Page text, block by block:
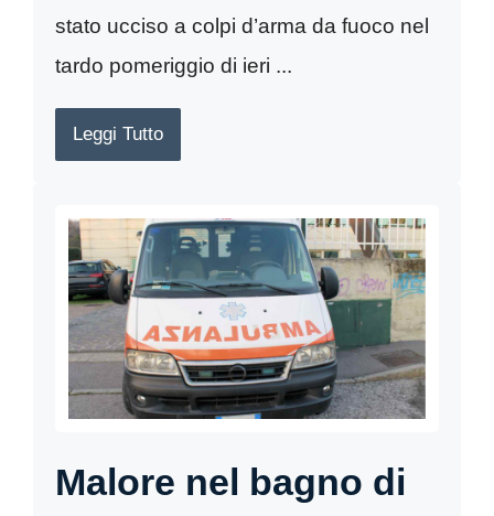
stato ucciso a colpi d’arma da fuoco nel
tardo pomeriggio di ieri ...
Leggi Tutto
Malore nel bagno di